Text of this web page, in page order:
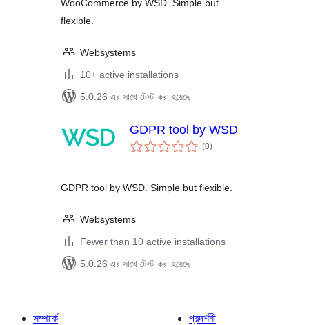
WooCommerce by WSD. Simple but
flexible.
Websystems
10+ active installations
5.0.26 এর সাথে টেস্ট করা হয়েছে
GDPR tool by WSD
(0total
ratings
)
GDPR tool by WSD. Simple but flexible.
Websystems
Fewer than 10 active installations
5.0.26 এর সাথে টেস্ট করা হয়েছে
সম্পর্কে
প্রদর্শনী